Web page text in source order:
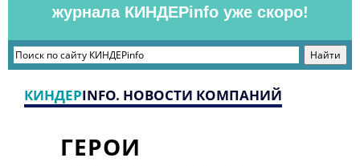
журнала КИНДЕРinfo уже скоро!
КИНДЕРINFO. НОВОСТИ КОМПАНИЙ
ГЕРОИ